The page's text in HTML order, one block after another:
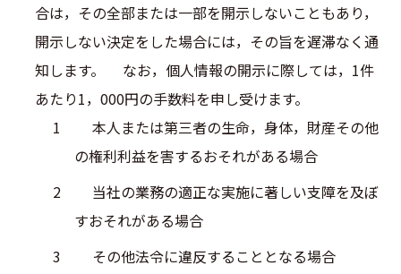
合は，その全部または一部を開示しないこともあり，
開示しない決定をした場合には，その旨を遅滞なく通
知します。 なお，個人情報の開示に際しては，1件
あたり1，000円の手数料を申し受けます。
本人または第三者の生命，身体，財産その他
の権利利益を害するおそれがある場合
当社の業務の適正な実施に著しい支障を及ぼ
すおそれがある場合
その他法令に違反することとなる場合